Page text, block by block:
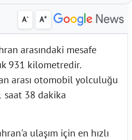
A- A+
arasındaki mesafe
931 kilometredir.
arası otomobil yolculuğu
38 dakika
ulaşım için en hızlı